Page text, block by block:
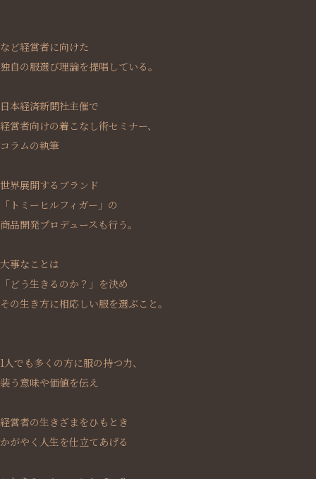
など経営者に向けた
独自の服選び理論を提唱している。
日本経済新聞社主催で
経営者向けの着こなし術セミナー、
コラムの執筆
世界展開するブランド
「トミーヒルフィガー」の
商品開発プロデュースも行う。
大事なことは
「どう生きるのか？」を決め
その生き方に相応しい服を選ぶこと。
1人でも多くの方に服の持つ力、
装う意味や価値を伝え
経営者の生きざまをひもとき
かがやく人生を仕立てあげる